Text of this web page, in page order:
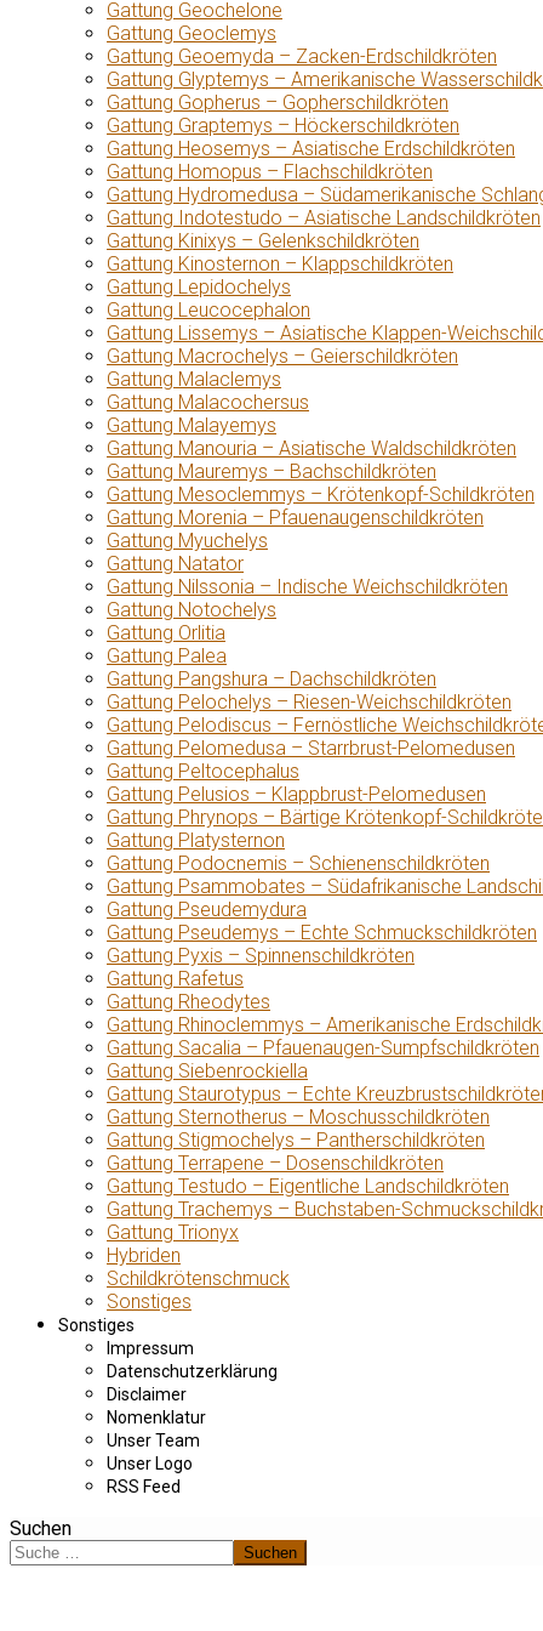
Gattung Geochelone
Gattung Geoclemys
Gattung Geoemyda – Zacken-Erdschildkröten
Gattung Glyptemys – Amerikanische
Gattung Gopherus – Gopherschildkröten
Gattung Graptemys – Höckerschildkröten
Gattung Heosemys – Asiatische Erdschildkröten
Gattung Homopus – Flachschildkröten
Gattung Hydromedusa – Südamerikanische
Gattung Indotestudo – Asiatische Landschildkröten
Gattung Kinixys – Gelenkschildkröten
Gattung Kinosternon – Klappschildkröten
Gattung Lepidochelys
Gattung Leucocephalon
Gattung Lissemys – Asiatische Klappen-
Gattung Macrochelys – Geierschildkröten
Gattung Malaclemys
Gattung Malacochersus
Gattung Malayemys
Gattung Manouria – Asiatische Waldschildkröten
Gattung Mauremys – Bachschildkröten
Gattung Mesoclemmys – Krötenkopf-Schildkröten
Gattung Morenia – Pfauenaugenschildkröten
Gattung Myuchelys
Gattung Natator
Gattung Nilssonia – Indische Weichschildkröten
Gattung Notochelys
Gattung Orlitia
Gattung Palea
Gattung Pangshura – Dachschildkröten
Gattung Pelochelys – Riesen-Weichschildkröten
Gattung Pelodiscus – Fernöstliche
Gattung Pelomedusa – Starrbrust-Pelomedusen
Gattung Peltocephalus
Gattung Pelusios – Klappbrust-Pelomedusen
Gattung Phrynops – Bärtige Krötenkopf-
Gattung Platysternon
Gattung Podocnemis – Schienenschildkröten
Gattung Psammobates – Südafrikanische
Gattung Pseudemydura
Gattung Pseudemys – Echte Schmuckschildkröten
Gattung Pyxis – Spinnenschildkröten
Gattung Rafetus
Gattung Rheodytes
Gattung Rhinoclemmys – Amerikanische
Gattung Sacalia – Pfauenaugen-Sumpfschildkröten
Gattung Siebenrockiella
Gattung Staurotypus – Echte
Gattung Sternotherus – Moschusschildkröten
Gattung Stigmochelys – Pantherschildkröten
Gattung Terrapene – Dosenschildkröten
Gattung Testudo – Eigentliche Landschildkröten
Gattung Trachemys – Buchstaben-
Gattung Trionyx
Hybriden
Schildkrötenschmuck
Sonstiges
Sonstiges
Impressum
Datenschutzerklärung
Disclaimer
Nomenklatur
Unser Team
Unser Logo
RSS Feed
Suchen
Suchen